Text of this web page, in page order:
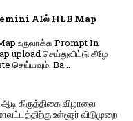
AIல் HLB Map
உருவாக்க Prompt In
upload செய்துவிட்டு கீழே
செய்யவும். Ba...
கிருத்திகை விழாவை
உள்ளூர் விடுமுறை